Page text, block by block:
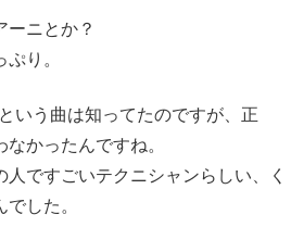
ーニとか？
り。
いう曲は知ってたのですが、正
かったんですね。
ですごいテクニシャンらしい、く
した。